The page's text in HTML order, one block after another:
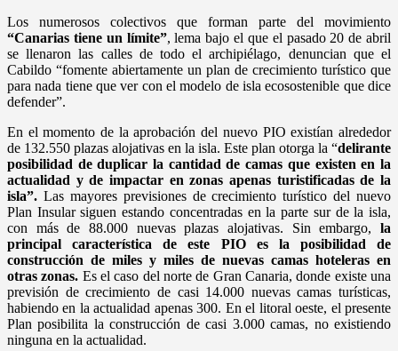
Los numerosos colectivos que forman parte del movimiento
“Canarias tiene un límite”, lema bajo el que el pasado 20 de abril
se llenaron las calles de todo el archipiélago, denuncian que el
Cabildo “fomente abiertamente un plan de crecimiento turístico que
para nada tiene que ver con el modelo de isla ecosostenible que dice
defender”.
En el momento de la aprobación del nuevo PIO existían alrededor
de 132.550 plazas alojativas en la isla. Este plan otorga la “delirante
posibilidad de duplicar la cantidad de camas que existen en la
actualidad y de impactar en zonas apenas turistificadas de la
isla”. Las mayores previsiones de crecimiento turístico del nuevo
Plan Insular siguen estando concentradas en la parte sur de la isla,
con más de 88.000 nuevas plazas alojativas. Sin embargo, la
principal característica de este PIO es la posibilidad de
construcción de miles y miles de nuevas camas hoteleras en
otras zonas. Es el caso del norte de Gran Canaria, donde existe una
previsión de crecimiento de casi 14.000 nuevas camas turísticas,
habiendo en la actualidad apenas 300. En el litoral oeste, el presente
Plan posibilita la construcción de casi 3.000 camas, no existiendo
ninguna en la actualidad.